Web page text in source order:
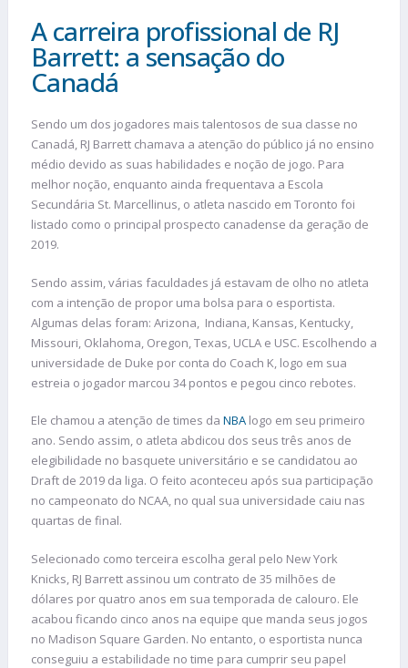
A carreira profissional de RJ
Barrett: a sensação do
Canadá
Sendo um dos jogadores mais talentosos de sua classe no
Canadá, RJ Barrett chamava a atenção do público já no ensino
médio devido as suas habilidades e noção de jogo. Para
melhor noção, enquanto ainda frequentava a Escola
Secundária St. Marcellinus, o atleta nascido em Toronto foi
listado como o principal prospecto canadense da geração de
2019.
Sendo assim, várias faculdades já estavam de olho no atleta
com a intenção de propor uma bolsa para o esportista.
Algumas delas foram: Arizona, Indiana, Kansas, Kentucky,
Missouri, Oklahoma, Oregon, Texas, UCLA e USC. Escolhendo a
universidade de Duke por conta do Coach K, logo em sua
estreia o jogador marcou 34 pontos e pegou cinco rebotes.
Ele chamou a atenção de times da NBA logo em seu primeiro
ano. Sendo assim, o atleta abdicou dos seus três anos de
elegibilidade no basquete universitário e se candidatou ao
Draft de 2019 da liga. O feito aconteceu após sua participação
no campeonato do NCAA, no qual sua universidade caiu nas
quartas de final.
Selecionado como terceira escolha geral pelo New York
Knicks, RJ Barrett assinou um contrato de 35 milhões de
dólares por quatro anos em sua temporada de calouro. Ele
acabou ficando cinco anos na equipe que manda seus jogos
no Madison Square Garden. No entanto, o esportista nunca
conseguiu a estabilidade no time para cumprir seu papel